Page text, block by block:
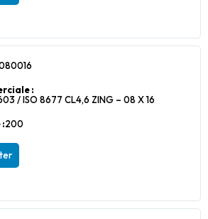
:
/ ISO 8677 CL4,6 ZING – 08 X 16
200